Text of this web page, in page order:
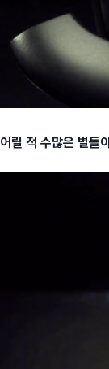
어릴 적 수많은 별들